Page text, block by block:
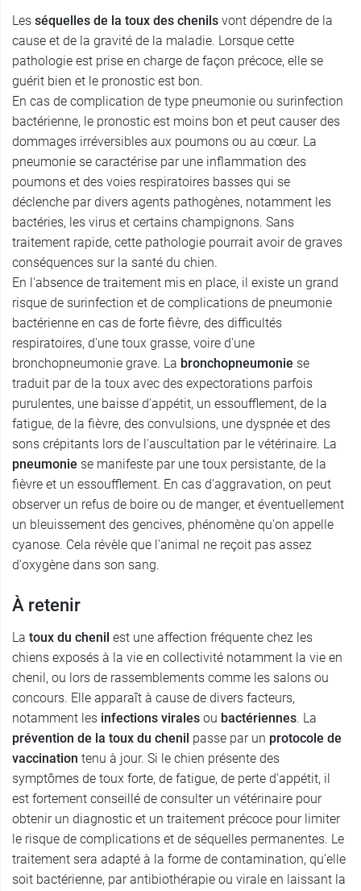
Les séquelles de la toux des chenils vont dépendre de la
cause et de la gravité de la maladie. Lorsque cette
pathologie est prise en charge de façon précoce, elle se
guérit bien et le pronostic est bon.
En cas de complication de type pneumonie ou surinfection
bactérienne, le pronostic est moins bon et peut causer des
dommages irréversibles aux poumons ou au cœur. La
pneumonie se caractérise par une inflammation des
poumons et des voies respiratoires basses qui se
déclenche par divers agents pathogènes, notamment les
bactéries, les virus et certains champignons. Sans
traitement rapide, cette pathologie pourrait avoir de graves
conséquences sur la santé du chien.
En l'absence de traitement mis en place, il existe un grand
risque de surinfection et de complications de pneumonie
bactérienne en cas de forte fièvre, des difficultés
respiratoires, d'une toux grasse, voire d'une
bronchopneumonie grave. La bronchopneumonie se
traduit par de la toux avec des expectorations parfois
purulentes, une baisse d'appétit, un essoufflement, de la
fatigue, de la fièvre, des convulsions, une dyspnée et des
sons crépitants lors de l'auscultation par le vétérinaire. La
pneumonie se manifeste par une toux persistante, de la
fièvre et un essoufflement. En cas d'aggravation, on peut
observer un refus de boire ou de manger, et éventuellement
un bleuissement des gencives, phénomène qu'on appelle
cyanose. Cela révèle que l'animal ne reçoit pas assez
d'oxygène dans son sang.
À retenir
La toux du chenil est une affection fréquente chez les
chiens exposés à la vie en collectivité notamment la vie en
chenil, ou lors de rassemblements comme les salons ou
concours. Elle apparaît à cause de divers facteurs,
notamment les infections virales ou bactériennes. La
prévention de la toux du chenil passe par un protocole de
vaccination tenu à jour. Si le chien présente des
symptômes de toux forte, de fatigue, de perte d'appétit, il
est fortement conseillé de consulter un vétérinaire pour
obtenir un diagnostic et un traitement précoce pour limiter
le risque de complications et de séquelles permanentes. Le
traitement sera adapté à la forme de contamination, qu’elle
soit bactérienne, par antibiothérapie ou virale en laissant la